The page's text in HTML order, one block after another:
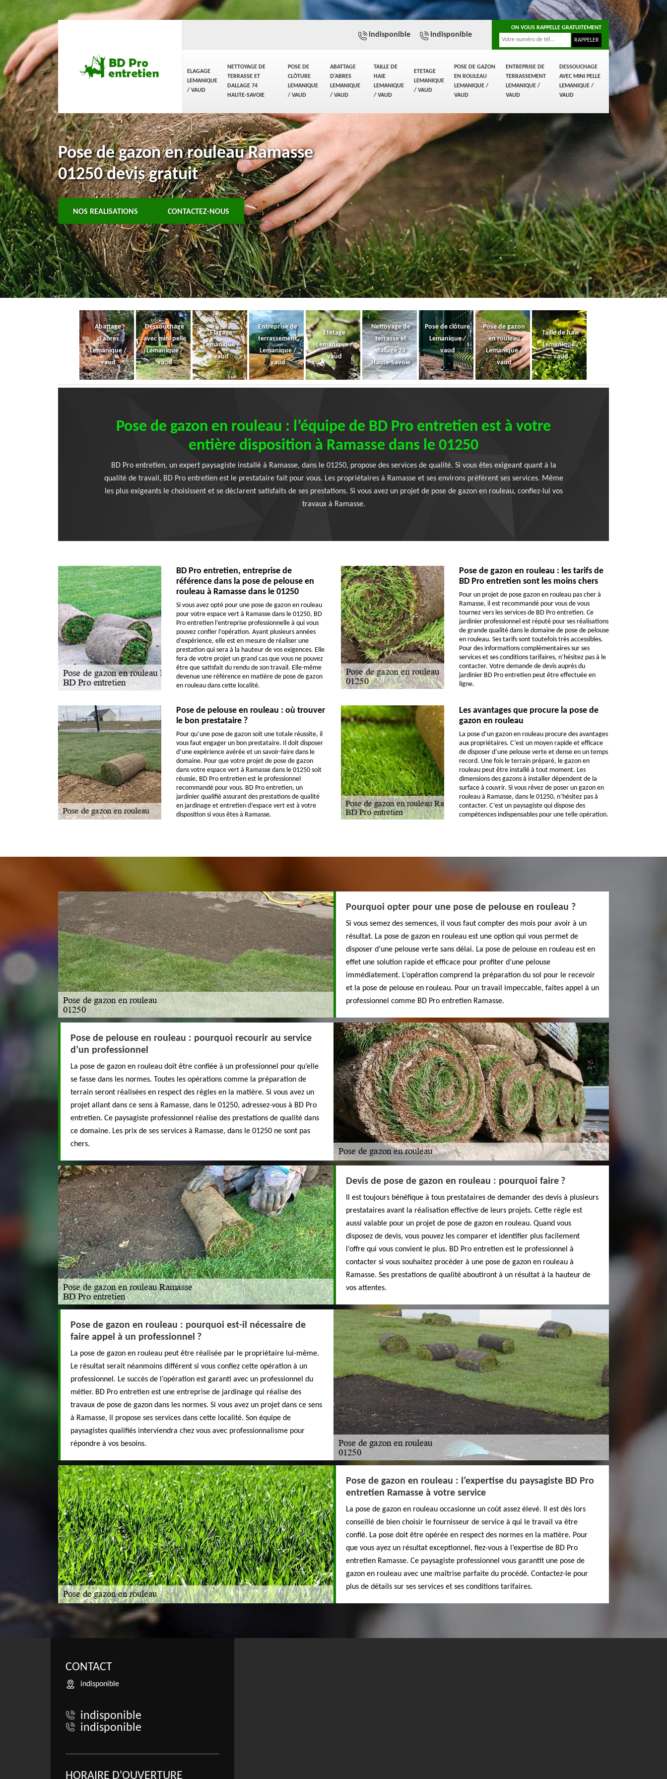
ELAGAGE
LEMANIQUE
/ VAUD
NETTOYAGE DE
TERRASSE ET
DALLAGE 74
HAUTE-SAVOIE
POSE DE
CLÔTURE
LEMANIQUE
/ VAUD
ABATTAGE
D'ABRES
LEMANIQUE
/ VAUD
TAILLE DE
HAIE
LEMANIQUE
/ VAUD
ETETAGE
LEMANIQUE
/ VAUD
POSE DE GAZON
EN ROULEAU
LEMANIQUE /
VAUD
ENTREPRISE DE
TERRASSEMENT
LEMANIQUE /
VAUD
DESSOUCHAGE
AVEC MINI PELLE
LEMANIQUE /
VAUD
indisponible indisponible
ON VOUS RAPPELLE GRATUITEMENT
Pose de gazon en rouleau Ramasse
01250 devis gratuit
NOS REALISATIONS CONTACTEZ-NOUS
Abattage
d'abres
Lemanique /
vaud
Dessouchage
avec mini pelle
Lemanique /
vaud
Elagage
Lemanique /
vaud
Entreprise de
terrassement
Lemanique /
vaud
Etetage
Lemanique /
vaud
Nettoyage de
terrasse et
dallage 74
Haute-Savoie
Pose de clôture
Lemanique /
vaud
Pose de gazon
en rouleau
Lemanique /
vaud
Taille de haie
Lemanique /
vaud
Pose de gazon en rouleau : l’équipe de BD Pro entretien est à votre
entière disposition à Ramasse dans le 01250
BD Pro entretien, un expert paysagiste installé à Ramasse, dans le 01250, propose des services de qualité. Si vous êtes exigeant quant à la
qualité de travail, BD Pro entretien est le prestataire fait pour vous. Les propriétaires à Ramasse et ses environs préfèrent ses services. Même
les plus exigeants le choisissent et se déclarent satisfaits de ses prestations. Si vous avez un projet de pose de gazon en rouleau, confiez-lui vos
travaux à Ramasse.
BD Pro entretien, entreprise de
référence dans la pose de pelouse en
rouleau à Ramasse dans le 01250
Si vous avez opté pour une pose de gazon en rouleau
pour votre espace vert à Ramasse dans le 01250, BD
Pro entretien l’entreprise professionnelle à qui vous
pouvez confier l’opération. Ayant plusieurs années
d’expérience, elle est en mesure de réaliser une
prestation qui sera à la hauteur de vos exigences. Elle
fera de votre projet un grand cas que vous ne pouvez
être que satisfait du rendu de son travail. Elle-même
devenue une référence en matière de pose de gazon
en rouleau dans cette localité.
Pose de gazon en rouleau : les tarifs de
BD Pro entretien sont les moins chers
Pour un projet de pose gazon en rouleau pas cher à
Ramasse, il est recommandé pour vous de vous
tournez vers les services de BD Pro entretien. Ce
jardinier professionnel est réputé pour ses réalisations
de grande qualité dans le domaine de pose de pelouse
en rouleau. Ses tarifs sont toutefois très accessibles.
Pour des informations complémentaires sur ses
services et ses conditions tarifaires, n’hésitez pas à le
contacter. Votre demande de devis auprès du
jardinier BD Pro entretien peut être effectuée en
ligne.
Pose de pelouse en rouleau : où trouver
le bon prestataire ?
Pour qu’une pose de gazon soit une totale réussite, il
vous faut engager un bon prestataire. Il doit disposer
d’une expérience avérée et un savoir-faire dans le
domaine. Pour que votre projet de pose de gazon
dans votre espace vert à Ramasse dans le 01250 soit
réussie, BD Pro entretien est le professionnel
recommandé pour vous. BD Pro entretien, un
jardinier qualifié assurant des prestations de qualité
en jardinage et entretien d’espace vert est à votre
disposition si vous êtes à Ramasse.
Les avantages que procure la pose de
gazon en rouleau
La pose d’un gazon en rouleau procure des avantages
aux propriétaires. C’est un moyen rapide et efficace
de disposer d’une pelouse verte et dense en un temps
record. Une fois le terrain préparé, le gazon en
rouleau peut être installé à tout moment. Les
dimensions des gazons à installer dépendent de la
surface à couvrir. Si vous rêvez de poser un gazon en
rouleau à Ramasse, dans le 01250, n’hésitez pas à
contacter. C’est un paysagiste qui dispose des
compétences indispensables pour une telle opération.
Pourquoi opter pour une pose de pelouse en rouleau ?
Si vous semez des semences, il vous faut compter des mois pour avoir à un
résultat. La pose de gazon en rouleau est une option qui vous permet de
disposer d’une pelouse verte sans délai. La pose de pelouse en rouleau est en
effet une solution rapide et efficace pour profiter d’une pelouse
immédiatement. L’opération comprend la préparation du sol pour le recevoir
et la pose de pelouse en rouleau. Pour un travail impeccable, faites appel à un
professionnel comme BD Pro entretien Ramasse.
Pose de pelouse en rouleau : pourquoi recourir au service
d’un professionnel
La pose de gazon en rouleau doit être confiée à un professionnel pour qu’elle
se fasse dans les normes. Toutes les opérations comme la préparation de
terrain seront réalisées en respect des règles en la matière. Si vous avez un
projet allant dans ce sens à Ramasse, dans le 01250, adressez-vous à BD Pro
entretien. Ce paysagiste professionnel réalise des prestations de qualité dans
ce domaine. Les prix de ses services à Ramasse, dans le 01250 ne sont pas
chers.
Devis de pose de gazon en rouleau : pourquoi faire ?
Il est toujours bénéfique à tous prestataires de demander des devis à plusieurs
prestataires avant la réalisation effective de leurs projets. Cette règle est
aussi valable pour un projet de pose de gazon en rouleau. Quand vous
disposez de devis, vous pouvez les comparer et identifier plus facilement
l’offre qui vous convient le plus. BD Pro entretien est le professionnel à
contacter si vous souhaitez procéder à une pose de gazon en rouleau à
Ramasse. Ses prestations de qualité aboutiront à un résultat à la hauteur de
vos attentes.
Pose de gazon en rouleau : pourquoi est-il nécessaire de
faire appel à un professionnel ?
La pose de gazon en rouleau peut être réalisée par le propriétaire lui-même.
Le résultat serait néanmoins différent si vous confiez cette opération à un
professionnel. Le succès de l’opération est garanti avec un professionnel du
métier. BD Pro entretien est une entreprise de jardinage qui réalise des
travaux de pose de gazon dans les normes. Si vous avez un projet dans ce sens
à Ramasse, il propose ses services dans cette localité. Son équipe de
paysagistes qualifiés interviendra chez vous avec professionnalisme pour
répondre à vos besoins.
Pose de gazon en rouleau : l’expertise du paysagiste BD Pro
entretien Ramasse à votre service
La pose de gazon en rouleau occasionne un coût assez élevé. Il est dès lors
conseillé de bien choisir le fournisseur de service à qui le travail va être
confié. La pose doit être opérée en respect des normes en la matière. Pour
que vous ayez un résultat exceptionnel, fiez-vous à l’expertise de BD Pro
entretien Ramasse. Ce paysagiste professionnel vous garantit une pose de
gazon en rouleau avec une maîtrise parfaite du procédé. Contactez-le pour
plus de détails sur ses services et ses conditions tarifaires.
CONTACT
indisponible
indisponible
indisponible
HORAIRE D'OUVERTURE